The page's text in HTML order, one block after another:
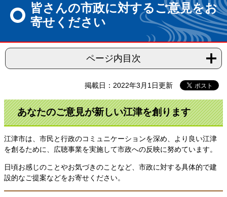
皆さんの市政に対するご意見をお
寄せください
ページ内目次
掲載日：2022年3月1日更新
あなたのご意見が新しい江津を創ります
江津市は、市民と行政のコミュニケーションを深め、より良い江津
を創るために、広聴事業を実施して市政への反映に努めています。
日頃お感じのことやお気づきのことなど、市政に対する具体的で建
設的なご提案などをお寄せください。